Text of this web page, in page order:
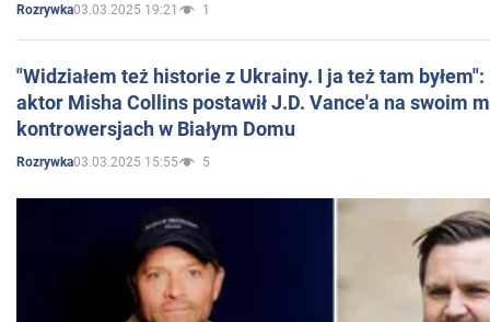
Rozrywka03.03.2025 19:21 1
"Widziałem też historie z Ukrainy. I ja też tam
aktor Misha Collins postawił J.D. Vance'a na swoim
kontrowersjach w Białym Domu
Rozrywka03.03.2025 15:55 5